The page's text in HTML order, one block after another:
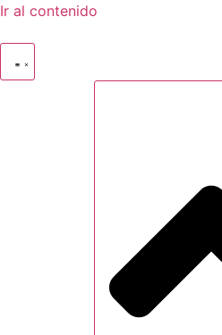
Ir al contenido